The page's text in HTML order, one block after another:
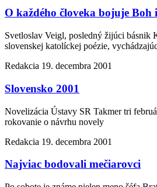
O každého človeka bojuje Boh
Svetloslav Veigl, posledný žijúci básnik
slovenskej katolíckej poézie,
Redakcia 19. decembra 2001
Slovensko 2001
Novelizácia Ústavy SR Takmer tri
rokovanie o návrhu novely
Redakcia 19. decembra 2001
Najviac bodovali mečiarovci